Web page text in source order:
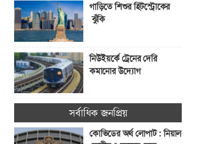
গাড়িতে শিশুর হিটস্ট্রোকের
ঝুঁকি
নিউইয়র্কে ট্রেনের দেরি
কমানোর উদ্যোগ
আবেদনকারীদের জন্য
‘পাবলিক চার্জ বন্ড’
সর্বাধিক জনপ্রিয়
কোভিডের অর্থ লোপাট : নিয়াল